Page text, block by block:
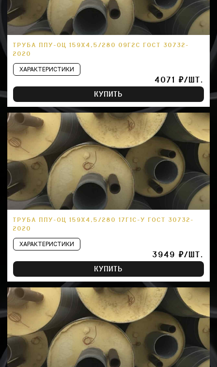
ТРУБА ППУ-ОЦ 159Х4,5/280 09Г2С ГОСТ 30732-
2020
ХАРАКТЕРИСТИКИ
4071 ₽/ШТ.
КУПИТЬ
ТРУБА ППУ-ОЦ 159Х4,5/280 17Г1С-У ГОСТ 30732-
2020
ХАРАКТЕРИСТИКИ
3949 ₽/ШТ.
КУПИТЬ